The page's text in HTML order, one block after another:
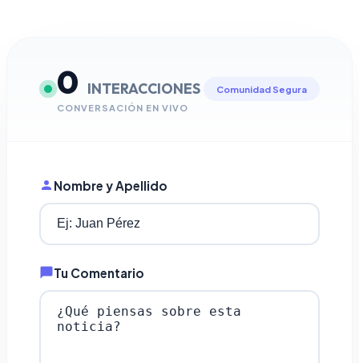
0 INTERACCIONES
CONVERSACIÓN EN VIVO
Comunidad Segura
Nombre y Apellido
Tu Comentario